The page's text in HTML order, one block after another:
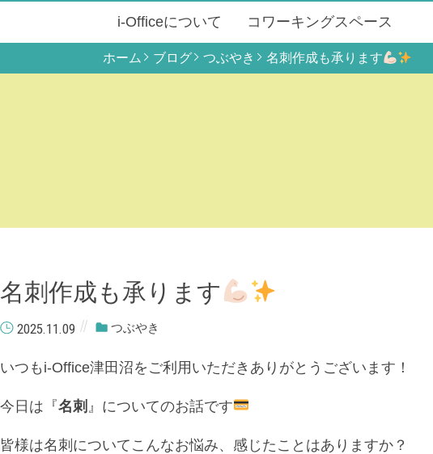
i-Officeについて コワーキングスペース
ホーム ブログ つぶやき 名刺作成も承ります
名刺作成も承ります
2025.11.09 つぶやき
いつもi-Office津田沼をご利用いただきありがとうございます！
今日は『名刺 』についてのお話です
皆様は名刺についてこんなお悩み、感じたことはありますか？